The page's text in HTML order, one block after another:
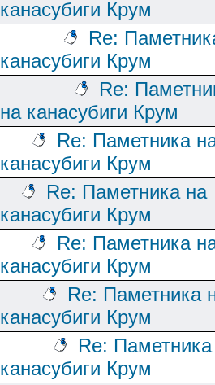
канасубиги Крум
Re:
канасубиги Крум
Re:
на канасубиги Крум
Re: Паметника
канасубиги Крум
Re: Паметника на
канасубиги Крум
Re: Паметника
канасубиги Крум
Re: Паметника
канасубиги Крум
Re:
канасубиги Крум